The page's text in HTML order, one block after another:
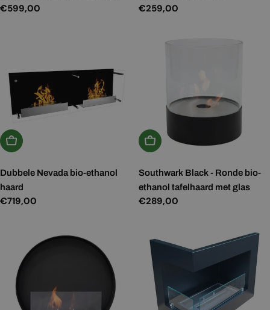
Normale
€599,00
Normale
€259,00
In Winkelwagen
Dubbele Nevada bio-ethanol
haard
Normale
€719,00
In Winkelwagen
Southwark Black - Ronde bio-
ethanol tafelhaard met glas
Normale
€289,00